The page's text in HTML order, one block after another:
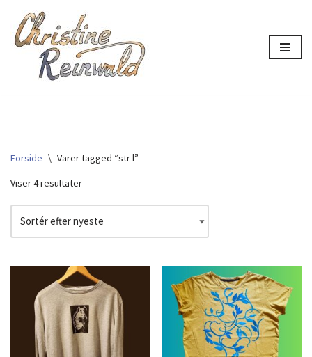
Spring
indhold
Forside \ Varer tagged “str l”
Viser 4 resultater